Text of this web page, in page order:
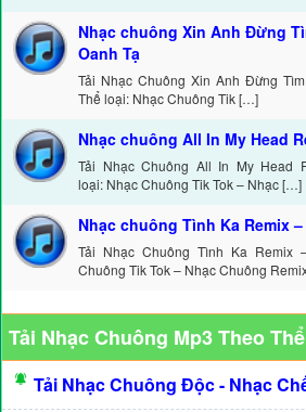
Nhạc chuông Xin Anh Đừng
Oanh Tạ
Tải Nhạc Chuông Xin Anh Đừng
Thể loại: Nhạc Chuông Tik […]
Nhạc chuông All In My Head
Tải Nhạc Chuông All In My Head
loại: Nhạc Chuông Tik Tok – Nhạc […]
Nhạc chuông Tình Ka Remix –
Tải Nhạc Chuông Tình Ka Remix
Chuông Tik Tok – Nhạc Chuông
Tải Nhạc Chuông Mp3 Theo
Tải Nhạc Chuông Độc - Nhạc